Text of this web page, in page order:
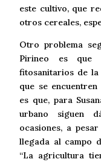
este cultivo, que
otros cereales,
Otro problema
Pirineo es que
fitosanitarios de
que se encuentren
es que, para
urbano siguen
ocasiones, a
llegada al campo
“La agricultura